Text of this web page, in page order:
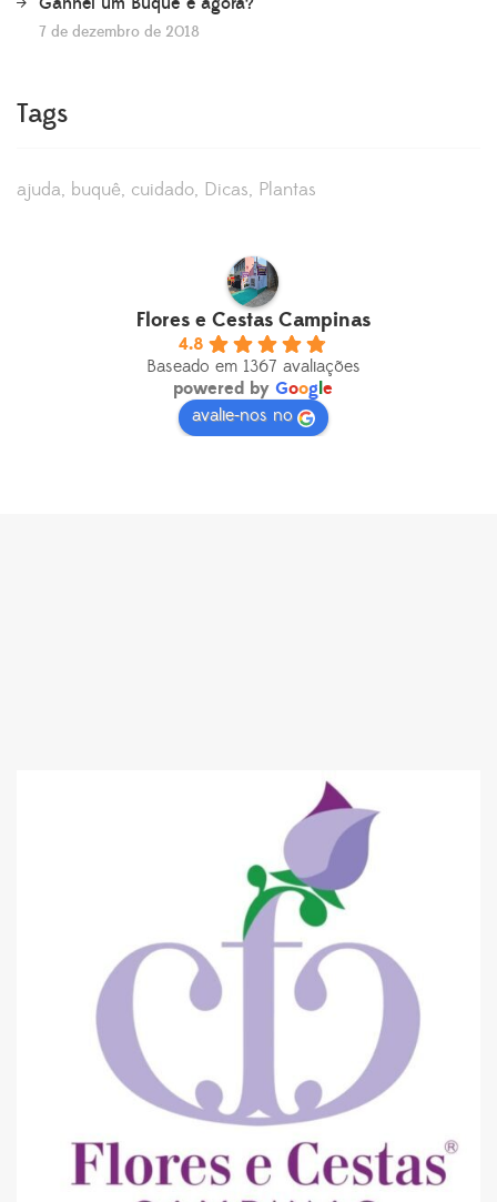
7 de dezembro de 2018
Tags
ajuda buquê cuidado Dicas Plantas
Flores e Cestas Campinas
4.8
Baseado em 1367 avaliações
powered by Google
avalie-nos no